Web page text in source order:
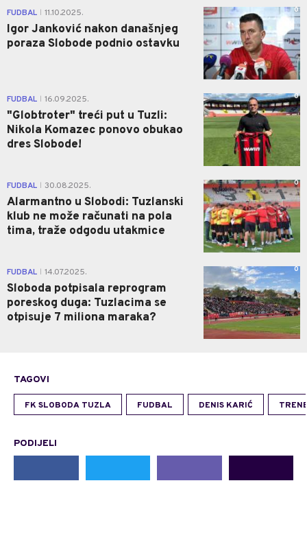
FUDBAL 11.10.2025.
Igor Janković nakon današnjeg
poraza Slobode podnio ostavku
0
FUDBAL 16.09.2025.
"Globtroter" treći put u Tuzli:
Nikola Komazec ponovo obukao
dres Slobode!
0
FUDBAL 30.08.2025.
Alarmantno u Slobodi: Tuzlanski
klub ne može računati na pola
tima, traže odgodu utakmice
0
FUDBAL 14.07.2025.
Sloboda potpisala reprogram
poreskog duga: Tuzlacima se
otpisuje 7 miliona maraka?
0
TAGOVI
FK SLOBODA TUZLA FUDBAL DENIS KARIĆ
PODIJELI